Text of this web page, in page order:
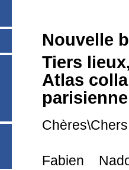
Nouvelle
Tiers
Atlas
parisienne
Fabien